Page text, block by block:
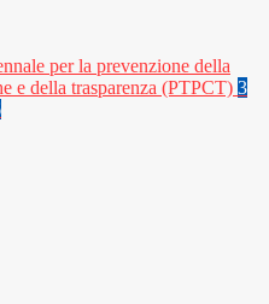
per la prevenzione della
e della trasparenza (PTPCT) 3